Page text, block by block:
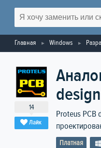
Главная Windows
14
Лайк
design
Proteus PCB
Платная